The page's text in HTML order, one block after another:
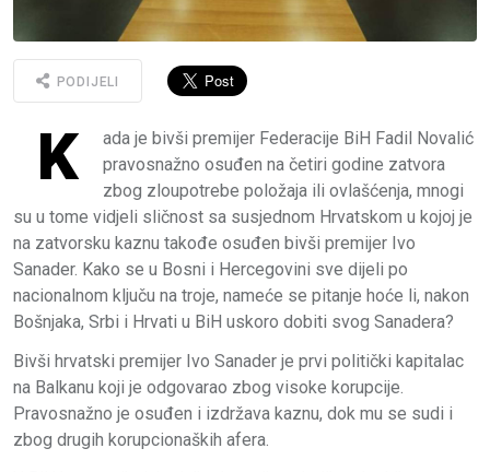
PODIJELI
K
ada je bivši premijer Federacije BiH Fadil Novalić
pravosnažno osuđen na četiri godine zatvora
zbog zloupotrebe položaja ili ovlašćenja, mnogi
su u tome vidjeli sličnost sa susjednom Hrvatskom u kojoj je
na zatvorsku kaznu takođe osuđen bivši premijer Ivo
Sanader. Kako se u Bosni i Hercegovini sve dijeli po
nacionalnom ključu na troje, nameće se pitanje hoće li, nakon
Bošnjaka, Srbi i Hrvati u BiH uskoro dobiti svog Sanadera?
Bivši hrvatski premijer Ivo Sanader je prvi politički kapitalac
na Balkanu koji je odgovarao zbog visoke korupcije.
Pravosnažno je osuđen i izdržava kaznu, dok mu se sudi i
zbog drugih korupcionaških afera.